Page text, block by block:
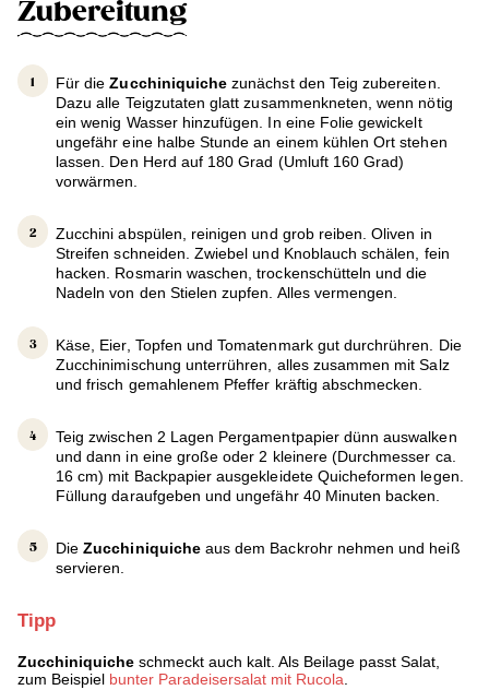
Zubereitung
Für dieZucchiniquiche zunächst den Teig zubereiten.
Dazu alle Teigzutaten glatt zusammenkneten, wenn nötig
ein wenig Wasser hinzufügen. In eine Folie gewickelt
ungefähr eine halbe Stunde an einem kühlen Ort stehen
lassen. Den Herd auf 180 Grad (Umluft 160 Grad)
vorwärmen.
Zucchini abspülen, reinigen und grob reiben. Oliven in
Streifen schneiden. Zwiebel und Knoblauch schälen, fein
hacken. Rosmarin waschen, trockenschütteln und die
Nadeln von den Stielen zupfen. Alles vermengen.
Käse, Eier, Topfen und Tomatenmark gut durchrühren. Die
Zucchinimischung unterrühren, alles zusammen mit Salz
und frisch gemahlenem Pfeffer kräftig abschmecken.
Teig zwischen 2 Lagen Pergamentpapier dünn auswalken
und dann in eine große oder 2 kleinere (Durchmesser ca.
16 cm) mit Backpapier ausgekleidete Quicheformen legen.
Füllung daraufgeben und ungefähr 40 Minuten backen.
DieZucchiniquicheaus dem Backrohr nehmen und heiß
servieren.
Tipp
Zucchiniquiche schmeckt auch kalt. Als Beilage passt Salat,
zum Beispiel bunter Paradeisersalat mit Rucola.